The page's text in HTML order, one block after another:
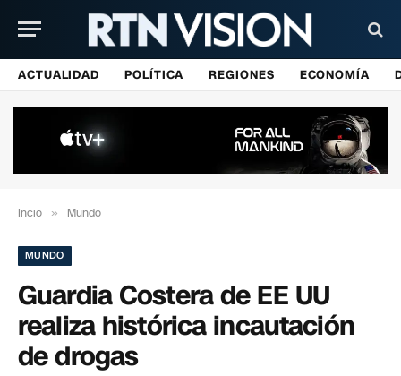
ACTUALIDAD POLÍTICA REGIONES ECONOMÍA
Incio » Mundo
MUNDO
Guardia Costera de EE UU
realiza histórica incautación
de drogas